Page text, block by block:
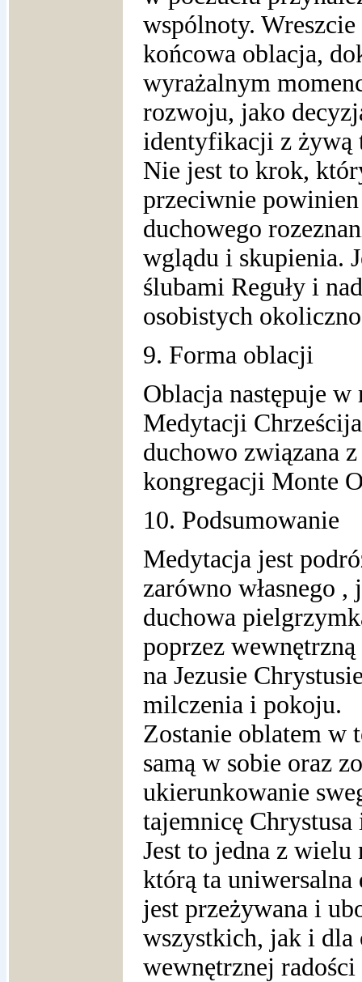
wspólnoty.
końcowa oblacja,
wyrażalnym
rozwoju, jako
identyfikacji z żywą
Nie jest to krok,
przeciwnie
duchowego
wglądu i skupienia.
ślubami Reguły i
osobistych
9. Forma oblacji
Oblacja następuje
Medytacji
duchowo związana
kongregacji Monte
10. Podsumowanie
Medytacja jest
zarówno własnego
duchowa
poprzez
na Jezusie
milczenia i pokoju.
Zostanie oblatem w
samą w sobie oraz
ukierunkowanie
tajemnicę Chrystusa
Jest to jedna z
którą ta
jest przeżywana i
wszystkich, jak i dla
wewnętrznej